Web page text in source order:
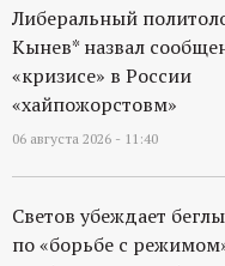
о
р
т
л
Либеральный
Кынев* назвал
«кризисе» в России
«хайпожорстовм»
06 августа 2026 - 11:40
Светов убеждает
по «борьбе с